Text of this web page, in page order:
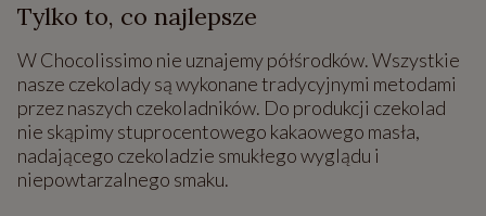
Tylko to, co najlepsze
W Chocolissimo nie uznajemy półśrodków. Wszystkie
nasze czekolady są wykonane tradycyjnymi metodami
przez naszych czekoladników. Do produkcji czekolad
nie skąpimy stuprocentowego kakaowego masła,
nadającego czekoladzie smukłego wyglądu i
niepowtarzalnego smaku.